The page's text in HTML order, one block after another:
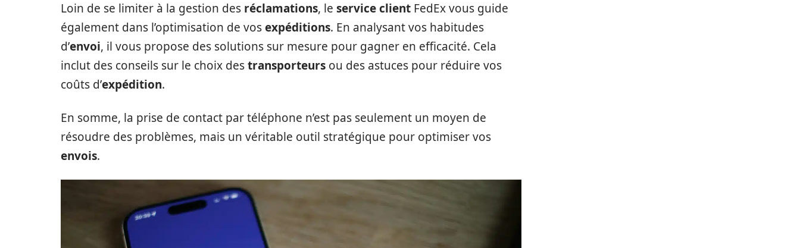
Loin de se limiter à la gestion des réclamations, le service client FedEx vous guide
également dans l’optimisation de vosexpéditions. En analysant vos habitudes
d’envoi, il vous propose des solutions sur mesure pour gagner en efficacité. Cela
inclut des conseils sur le choix destransporteurs ou des astuces pour réduire vos
coûts d’expédition.
En somme, la prise de contact par téléphone n’est pas seulement un moyen de
résoudre des problèmes, mais un véritable outil stratégique pour optimiser vos
envois.